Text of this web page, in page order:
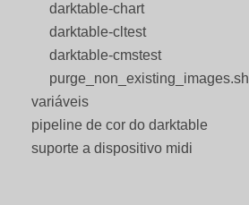
darktable-chart
darktable-cltest
darktable-cmstest
purge_non_existing_images.sh
variáveis
pipeline de cor do darktable
suporte a dispositivo midi